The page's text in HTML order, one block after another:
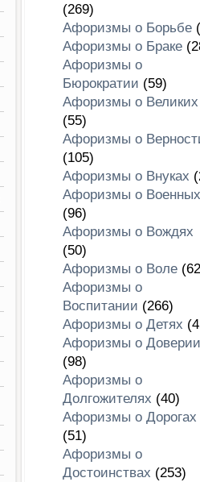
(269)
Афоризмы о Борьбе
Афоризмы о Браке
Афоризмы о
Бюрократии (59)
Афоризмы о Великих
(55)
Афоризмы о
(105)
Афоризмы о Внуках
Афоризмы о Военных
(96)
Афоризмы о Вождях
(50)
Афоризмы о Воле
Афоризмы о
Воспитании (266)
Афоризмы о Детях
Афоризмы о Доверии
(98)
Афоризмы о
Долгожителях (40)
Афоризмы о Дорогах
(51)
Афоризмы о
Достоинствах (253)